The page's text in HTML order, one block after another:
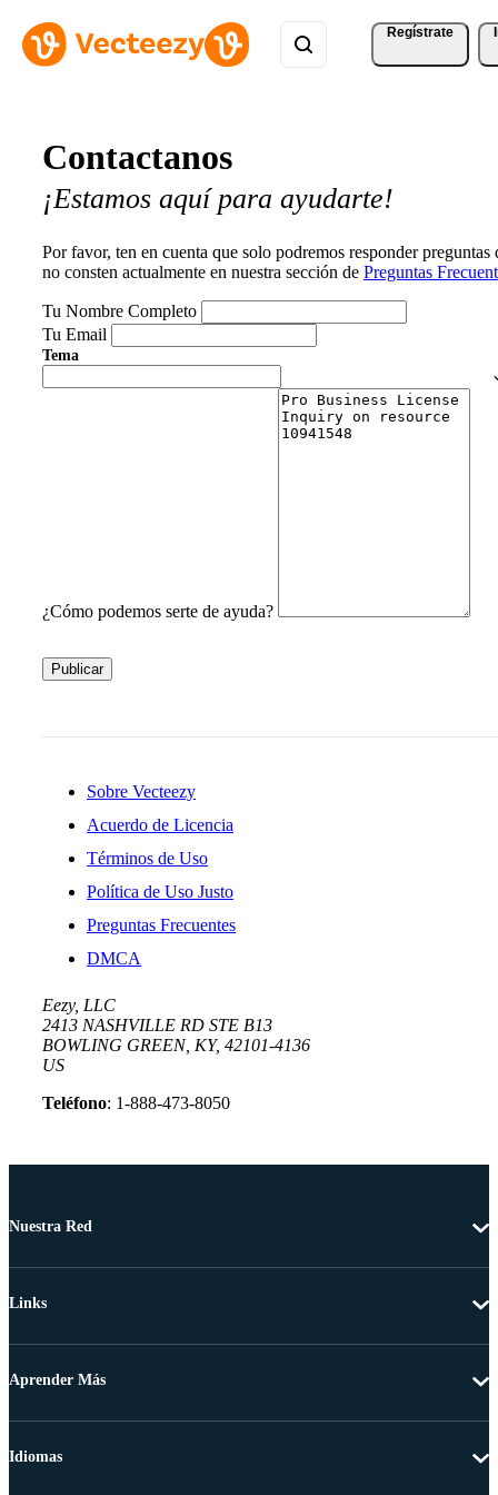
Regístrate
Contactanos
¡Estamos aquí para ayudarte!
Por favor, ten en cuenta que solo podremos responder preguntas
no consten actualmente en nuestra sección de Preguntas
Tu Nombre Completo
Tu Email
Tema
¿Cómo podemos serte de ayuda?
Publicar
Sobre Vecteezy
Acuerdo de Licencia
Términos de Uso
Política de Uso Justo
Preguntas Frecuentes
DMCA
Eezy, LLC
2413 NASHVILLE RD STE B13
BOWLING GREEN, KY, 42101-4136
US
Teléfono: 1-888-473-8050
Nuestra Red
Links
Aprender Más
Idiomas